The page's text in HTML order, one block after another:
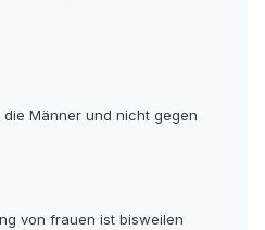
Männer und nicht gegen
von frauen ist bisweilen